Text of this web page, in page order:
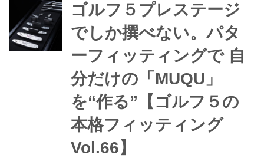
ゴルフ５プレステージ
でしか撰べない。パタ
ーフィッティングで 自
分だけの「MUQU」
を“作る”【ゴルフ５の
本格フィッティング
Vol.66】